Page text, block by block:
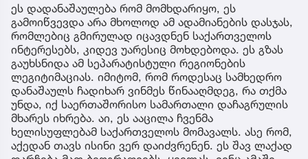
ეს დადანაშაულება რომ მომხდარიყო, ეს
გამოიწვევდა არა მხოლოდ ამ ადამიანების დასჯას,
რომლებიც გმირულად იცავდნენ საქართველოს
ინტერესებს, კიდევ უარესიც მოხდებოდა. ეს გზას
გაუხსნიდა ამ სეპარატისტული რეგიონების
ლეგიტიმაციას. იმიტომ, რომ როდესაც სამხედრო
დანაშაულს ჩადიხარ ვინმეს წინააღმდეგ, რა თქმა
უნდა, იქ საერთაშორისო სამართალი დაჩაგრულის
მხარეს იხრება. აი, ეს ააცილა ჩვენმა
ხელისუფლებამ საქართველოს მომავალს. ასე რომ,
აქედან თავს ისინი ვერ დაიძვრენენ. ეს შავ ლაქად